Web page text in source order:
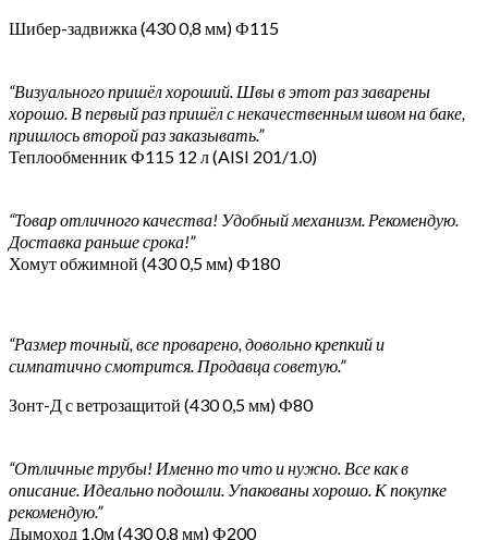
Шибер-задвижка (430 0,8 мм) Ф115
“Визуального пришёл хороший. Швы в этот раз заварены
хорошо. В первый раз пришёл с некачественным швом на баке,
пришлось второй раз заказывать.”
Теплообменник Ф115 12 л (AISI 201/1.0)
“Товар отличного качества! Удобный механизм. Рекомендую.
Доставка раньше срока!”
Хомут обжимной (430 0,5 мм) Ф180
“Размер точный, все проварено, довольно крепкий и
симпатично смотрится. Продавца советую.”
Зонт-Д с ветрозащитой (430 0,5 мм) Ф80
“Отличные трубы! Именно то что и нужно. Все как в
описание. Идеально подошли. Упакованы хорошо. К покупке
рекомендую.”
Дымоход 1,0м (430 0,8 мм) Ф200